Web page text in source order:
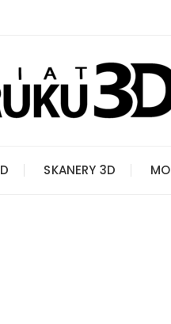
SKANERY 3D